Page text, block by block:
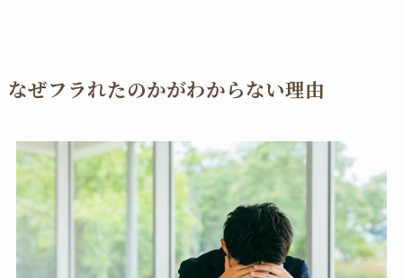
なぜフラれたのかがわからない理由